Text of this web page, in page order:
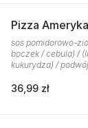
Pizza
sos pomidorowo-
boczek / cebula) /
kukurydza) /
36,99 zł